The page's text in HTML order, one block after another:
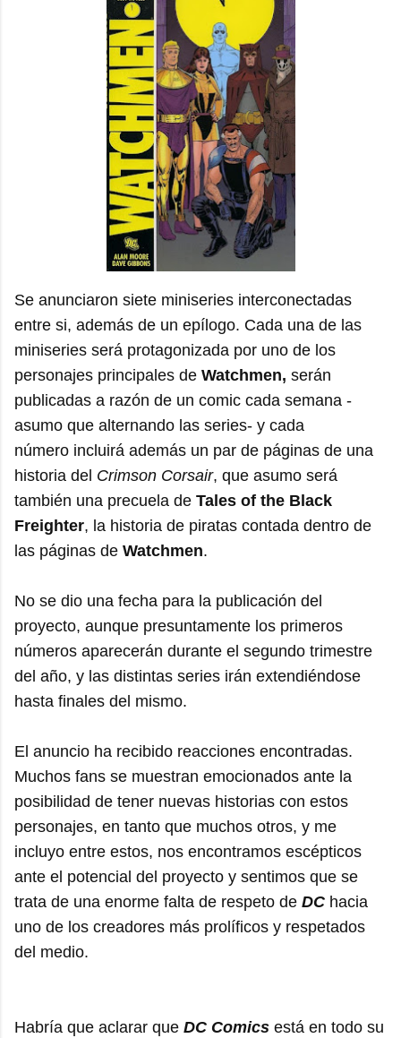
Se anunciaron siete miniseries interconectadas
entre si, además de un epílogo. Cada una de las
miniseries será protagonizada por uno de los
personajes principales de Watchmen, serán
publicadas a razón de un comic cada semana -
asumo que alternando las series- y cada
número incluirá además un par de páginas de una
historia del Crimson Corsair, que asumo será
también una precuela de Tales of the Black
Freighter, la historia de piratas contada dentro de
las páginas de Watchmen.
No se dio una fecha para la publicación del
proyecto, aunque presuntamente los primeros
números aparecerán durante el segundo trimestre
del año, y las distintas series irán extendiéndose
hasta finales del mismo.
El anuncio ha recibido reacciones encontradas.
Muchos fans se muestran emocionados ante la
posibilidad de tener nuevas historias con estos
personajes, en tanto que muchos otros, y me
incluyo entre estos, nos encontramos escépticos
ante el potencial del proyecto y sentimos que se
trata de una enorme falta de respeto de DC hacia
uno de los creadores más prolíficos y respetados
del medio.
Habría que aclarar que DC Comics está en todo su